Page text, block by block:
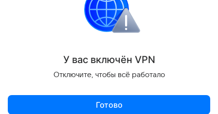
Лайфхаки
Поделиться
У вас включён VPN
Отключите, чтобы всё работало
Готово